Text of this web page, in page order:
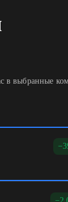
в выбранные
−2